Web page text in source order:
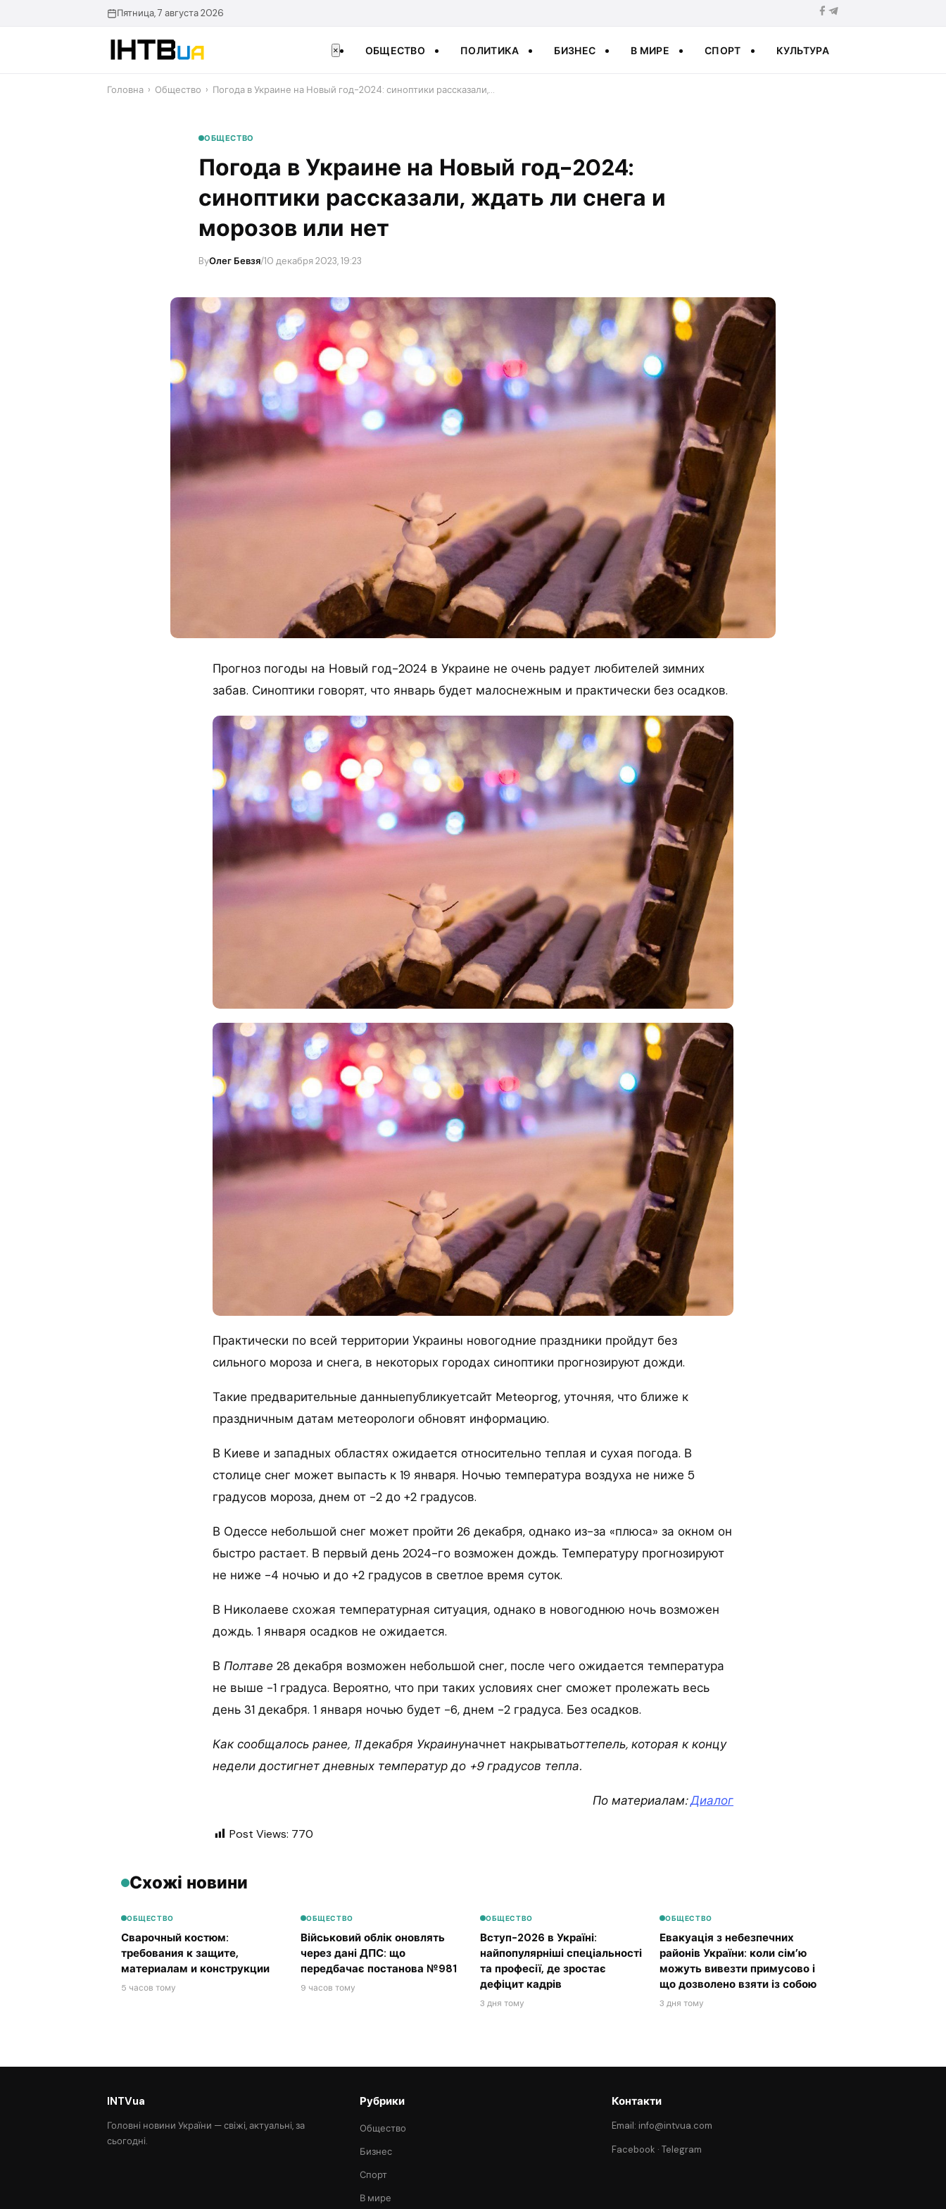
Пятница, 7 августа 2026
× ОБЩЕСТВО ПОЛИТИКА БИЗНЕС В МИРЕ СПОРТ КУЛЬТУРА
Головна › Общество › Погода в Украине на Новый год-2024: синоптики рассказали,…
ОБЩЕСТВО
Погода в Украине на Новый год-2024:
синоптики рассказали, ждать ли снега и
морозов или нет
ByОлег Бевзя/10 декабря 2023, 19:23
Прогноз погоды на Новый год-2024 в Украине не очень радует любителей зимних
забав. Синоптики говорят, что январь будет малоснежным и практически без осадков.
Практически по всей территории Украины новогодние праздники пройдут без
сильного мороза и снега, в некоторых городах синоптики прогнозируют дожди.
Такие предварительные данныепубликуетсайт Meteoprog, уточняя, что ближе к
праздничным датам метеорологи обновят информацию.
В Киеве и западных областях ожидается относительно теплая и сухая погода. В
столице снег может выпасть к 19 января. Ночью температура воздуха не ниже 5
градусов мороза, днем от -2 до +2 градусов.
В Одессе небольшой снег может пройти 26 декабря, однако из-за «плюса» за окном он
быстро растает. В первый день 2024-го возможен дождь. Температуру прогнозируют
не ниже -4 ночью и до +2 градусов в светлое время суток.
В Николаеве схожая температурная ситуация, однако в новогоднюю ночь возможен
дождь. 1 января осадков не ожидается.
В Полтаве 28 декабря возможен небольшой снег, после чего ожидается температура
не выше -1 градуса. Вероятно, что при таких условиях снег сможет пролежать весь
день 31 декабря. 1 января ночью будет -6, днем -2 градуса. Без осадков.
Как сообщалось ранее, 11 декабря Украинуначнет накрыватьоттепель, которая к концу
недели достигнет дневных температур до +9 градусов тепла.
По материалам:Диалог
Post Views: 770
Схожі новини
ОБЩЕСТВО
Сварочный костюм:
требования к защите,
материалам и конструкции
5 часов тому
ОБЩЕСТВО
Військовий облік оновлять
через дані ДПС: що
передбачає постанова №981
9 часов тому
ОБЩЕСТВО
Вступ-2026 в Україні:
найпопулярніші спеціальності
та професії, де зростає
дефіцит кадрів
3 дня тому
ОБЩЕСТВО
Евакуація з небезпечних
районів України: коли сім’ю
можуть вивезти примусово і
що дозволено взяти із собою
3 дня тому
INTVua
Головні новини України — свіжі, актуальні, за
сьогодні.
Рубрики
Общество
Бизнес
Спорт
В мире
Контакти
Email: info@intvua.com
Facebook ·Telegram